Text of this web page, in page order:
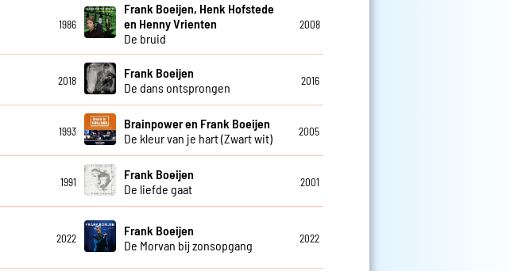
1986
Frank Boeijen, Henk Hofstede
en Henny Vrienten
De bruid
2008
2018
Frank Boeijen
De dans ontsprongen
2016
1993
Brainpower en Frank Boeijen
De kleur van je hart (Zwart wit)
2005
1991
Frank Boeijen
De liefde gaat
2001
2022
Frank Boeijen
De Morvan bij zonsopgang
2022